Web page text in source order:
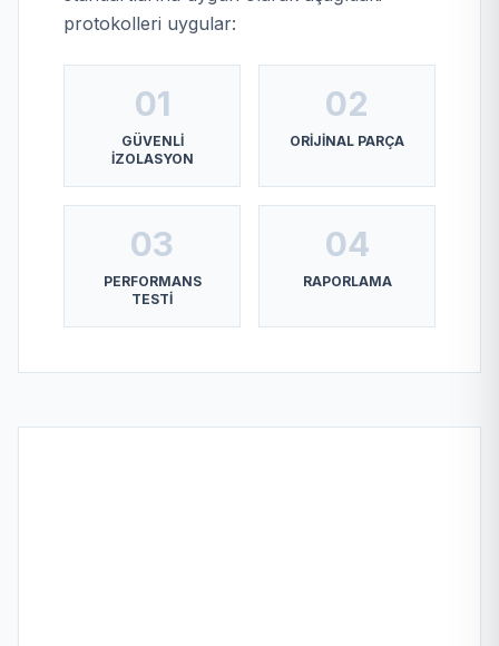
protokolleri uygular:
01
GÜVENLI
İZOLASYON
02
ORIJINAL PARÇA
03
PERFORMANS
TESTI
04
RAPORLAMA